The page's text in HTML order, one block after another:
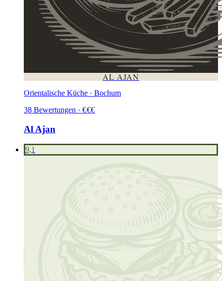
AL AJAN
Orientalische Küche · Bochum
38 Bewertungen · €€€
Al Ajan
9,1